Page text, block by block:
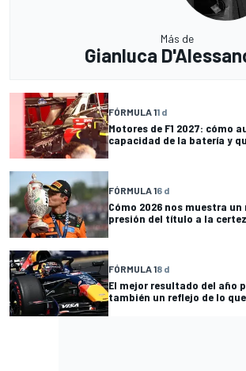
Más de
Gianluca
FÓRMULA 11 d
Motores de F1 2027: cómo
capacidad de la batería y
FÓRMULA 16 d
Cómo 2026 nos muestra
presión del título a la
FÓRMULA 18 d
El mejor resultado del año
también un reflejo de lo